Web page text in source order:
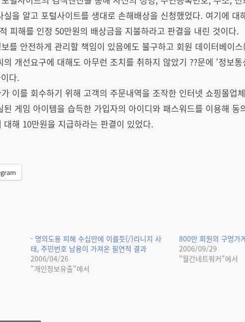
을 알고 포털사이트를 생대로 손해배상을 신청했었다. 여기에 대
피해를 인정 50만원의 배상금을 지불하라고 판결을 내린 것이다.
를 안전하게 관리할 책임이 있음에도 불구하고 회원 데이터베이
개선요구에 대해도 아무런 조치를 취하지 않았기 ??문에 ‘정보
다.
이를 회수하기 위해 고객의 주문내역을 조작한 인터넷 쇼핑몰업
게임 아이템을 습득한 가입자의 아이디와 패스워드를 이용해 동
해 10만원을 지급하라는 판결이 있었다.
- 명의도용 피해 수십만에 이를듯{/}리니지 사
태, 주민번호 남용이 가져온 필연적 결과
2006/04/26
"개인정보유출"에서
800만 회원의 구멍가
2006/09/29
"월간네트워커"에서